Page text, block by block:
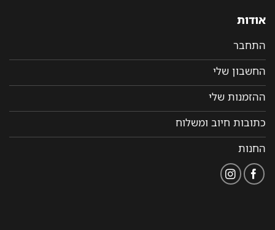
אודות
התחבר
החשבון שלי
ההזמנות שלי
כתובות חיוב ומשלוח
החנות